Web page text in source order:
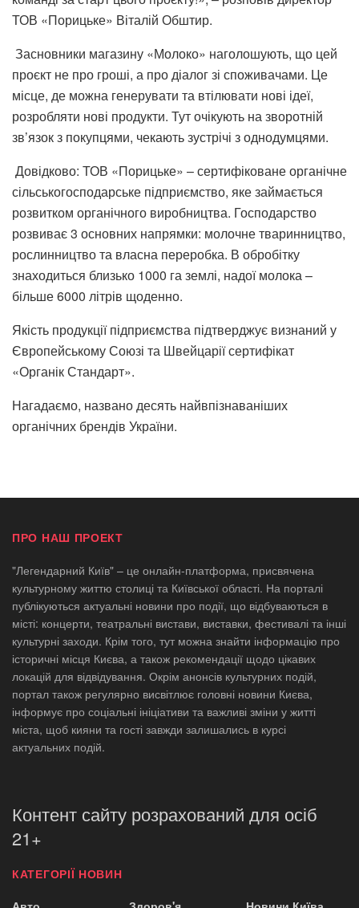
ТОВ «Порицьке» Віталій Обштир.
Засновники магазину «Молоко» наголошують, що цей
проєкт не про гроші, а про діалог зі споживачами. Це
місце, де можна генерувати та втілювати нові ідеї,
розробляти нові продукти. Тут очікують на зворотній
зв’язок з покупцями, чекають зустрічі з однодумцями.
Довідково: ТОВ «Порицьке» – сертифіковане органічне
сільськогосподарське підприємство, яке займається
розвитком органічного виробництва. Господарство
розвиває 3 основних напрямки: молочне тваринництво,
рослинництво та власна переробка. В обробітку
знаходиться близько 1000 га землі, надої молока –
більше 6000 літрів щоденно.
Якість продукції підприємства підтверджує визнаний у
Європейському Союзі та Швейцарії сертифікат
«Органік Стандарт».
Нагадаємо, названо десять найвпізнаваніших
органічних брендів України.
ПРО НАШ ПРОЕКТ
"Легендарний Київ" – це онлайн-платформа, присвячена
культурному життю столиці та Київської області. На порталі
публікуються актуальні новини про події, що відбуваються в
місті: концерти, театральні вистави, виставки, фестивалі та інші
культурні заходи. Крім того, тут можна знайти інформацію про
історичні місця Києва, а також рекомендації щодо цікавих
локацій для відвідування. Окрім анонсів культурних подій,
портал також регулярно висвітлює головні новини Києва,
інформує про соціальні ініціативи та важливі зміни у житті
міста, щоб кияни та гості завжди залишались в курсі
актуальних подій.
Контент сайту розрахований для осіб
21+
КАТЕГОРІЇ НОВИН